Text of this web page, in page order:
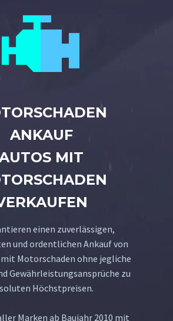


ANKAUF
MIT
einen zuverlässigen,
und ordentlichen Ankauf von
mit Motorschaden ohne jegliche
Gewährleistungsansprüche zu
Höchstpreisen.
Marken ab Baujahr 2010 mit